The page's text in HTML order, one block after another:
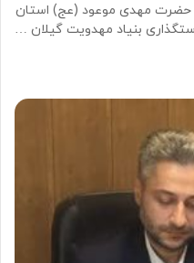
حضرت مهدی موعود (عج) استان
بنیاد مهدویت گیلان …